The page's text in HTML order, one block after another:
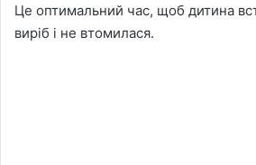
Це оптимальний час, щоб дитина
виріб і не втомилася.